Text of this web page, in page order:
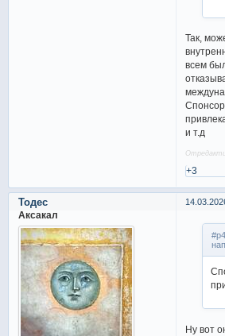
Так,
всем
и т.д
+3
Тодес
Аксакал
Ну вот